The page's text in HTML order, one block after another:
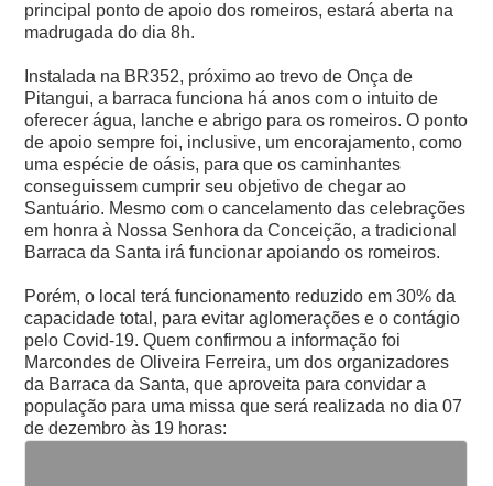
principal ponto de apoio dos romeiros, estará aberta na
madrugada do dia 8h.
Instalada na BR352, próximo ao trevo de Onça de
Pitangui, a barraca funciona há anos com o intuito de
oferecer água, lanche e abrigo para os romeiros. O ponto
de apoio sempre foi, inclusive, um encorajamento, como
uma espécie de oásis, para que os caminhantes
conseguissem cumprir seu objetivo de chegar ao
Santuário. Mesmo com o cancelamento das celebrações
em honra à Nossa Senhora da Conceição, a tradicional
Barraca da Santa irá funcionar apoiando os romeiros.
Porém, o local terá funcionamento reduzido em 30% da
capacidade total, para evitar aglomerações e o contágio
pelo Covid-19. Quem confirmou a informação foi
Marcondes de Oliveira Ferreira, um dos organizadores
da Barraca da Santa, que aproveita para convidar a
população para uma missa que será realizada no dia 07
de dezembro às 19 horas: